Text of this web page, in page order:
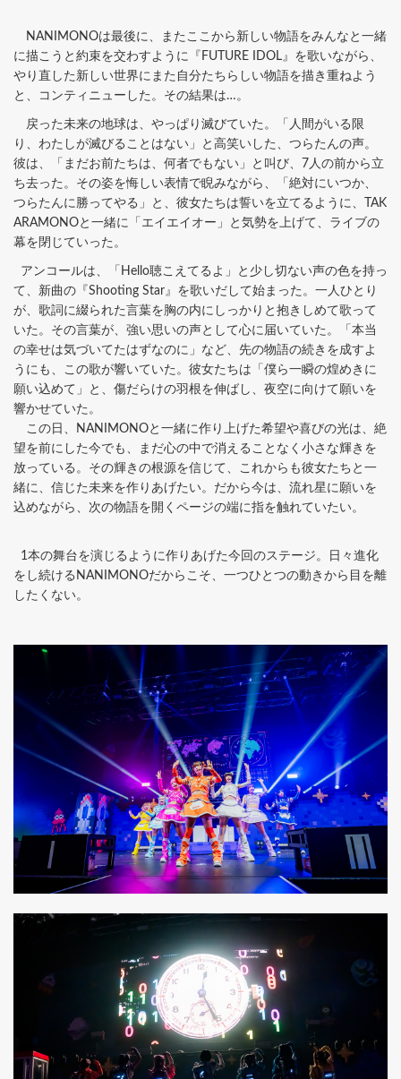
NANIMONOは最後に、またここから新しい物語をみんなと一緒
に描こうと約束を交わすように『FUTURE IDOL』を歌いながら、
やり直した新しい世界にまた自分たちらしい物語を描き重ねよう
と、コンティニューした。その結果は…。
戻った未来の地球は、やっぱり滅びていた。「人間がいる限
り、わたしが滅びることはない」と高笑いした、つらたんの声。
彼は、「まだお前たちは、何者でもない」と叫び、7人の前から立
ち去った。その姿を悔しい表情で睨みながら、「絶対にいつか、
つらたんに勝ってやる」と、彼女たちは誓いを立てるように、TAK
ARAMONOと一緒に「エイエイオー」と気勢を上げて、ライブの
幕を閉じていった。
アンコールは、「Hello聴こえてるよ」と少し切ない声の色を持っ
て、新曲の『Shooting Star』を歌いだして始まった。一人ひとり
が、歌詞に綴られた言葉を胸の内にしっかりと抱きしめて歌って
いた。その言葉が、強い思いの声として心に届いていた。「本当
の幸せは気づいてたはずなのに」など、先の物語の続きを成すよ
うにも、この歌が響いていた。彼女たちは「僕ら一瞬の煌めきに
願い込めて」と、傷だらけの羽根を伸ばし、夜空に向けて願いを
響かせていた。
この日、NANIMONOと一緒に作り上げた希望や喜びの光は、絶
望を前にした今でも、まだ心の中で消えることなく小さな輝きを
放っている。その輝きの根源を信じて、これからも彼女たちと一
緒に、信じた未来を作りあげたい。だから今は、流れ星に願いを
込めながら、次の物語を開くページの端に指を触れていたい。
1本の舞台を演じるように作りあげた今回のステージ。日々進化
をし続けるNANIMONOだからこそ、一つひとつの動きから目を離
したくない。